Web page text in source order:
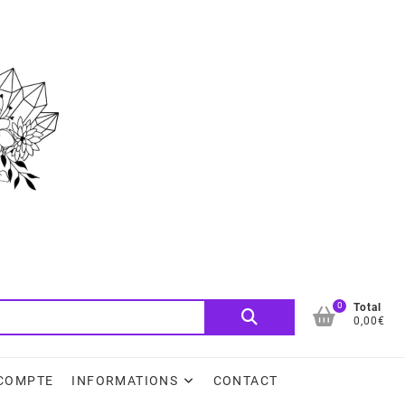
Recherche
0
Total
0,00€
INFORMATIONS CONTACT